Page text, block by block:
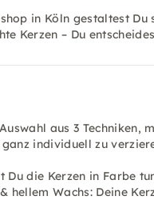
in Köln gestaltest
Kerzen – Du
aus 3 Techniken,
individuell zu
die Kerzen in Farbe
hellem Wachs: Deine